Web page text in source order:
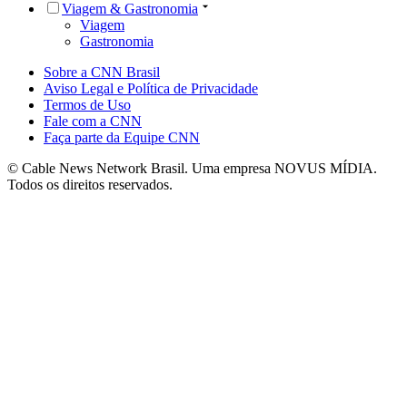
Viagem & Gastronomia
Viagem
Gastronomia
Sobre a CNN Brasil
Aviso Legal e Política de Privacidade
Termos de Uso
Fale com a CNN
Faça parte da Equipe CNN
© Cable News Network Brasil. Uma empresa NOVUS MÍDIA.
Todos os direitos reservados.